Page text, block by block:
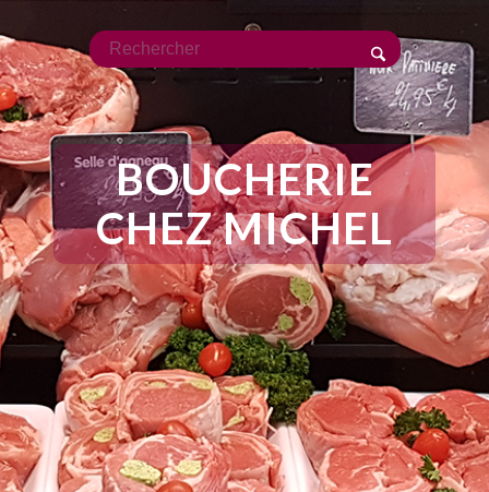
BOUCHERIE
CHEZ MICHEL